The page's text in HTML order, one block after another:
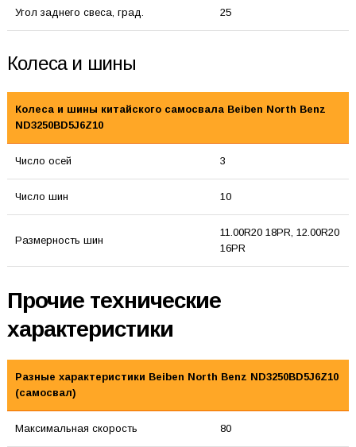
Угол заднего свеса, град. 25
Колеса и шины
Колеса и шины китайского самосвала Beiben North Benz
ND3250BD5J6Z10
Число осей 3
Число шин 10
Размерность шин
11.00R20 18PR, 12.00R20
16PR
Прочие технические
характеристики
Разные характеристики Beiben North Benz ND3250BD5J6Z10
(самосвал)
Максимальная скорость 80